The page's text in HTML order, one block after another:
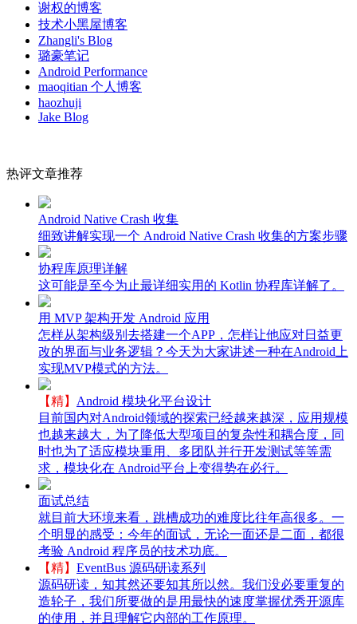
谢权的博客
技术小黑屋博客
Zhangli's Blog
璐豪笔记
Android Performance
maoqitian 个人博客
haozhuji
Jake Blog
热评文章推荐
Android Native Crash 收集
细致讲解实现一个 Android Native Crash 收集的方案步骤
协程库原理详解
这可能是至今为止最详细实用的 Kotlin 协程库详解了。
用 MVP 架构开发 Android 应用
怎样从架构级别去搭建一个APP，怎样让他应对日益更
改的界面与业务逻辑？今天为大家讲述一种在Android上
实现MVP模式的方法。
【精】 Android 模块化平台设计
目前国内对Android领域的探索已经越来越深，应用规模
也越来越大，为了降低大型项目的复杂性和耦合度，同
时也为了适应模块重用、多团队并行开发测试等等需
求，模块化在 Android平台上变得势在必行。
面试总结
就目前大环境来看，跳槽成功的难度比往年高很多。一
个明显的感受：今年的面试，无论一面还是二面，都很
考验 Android 程序员的技术功底。
【精】 EventBus 源码研读系列
源码研读，知其然还要知其所以然。我们没必要重复的
造轮子，我们所要做的是用最快的速度掌握优秀开源库
的使用，并且理解它内部的工作原理。